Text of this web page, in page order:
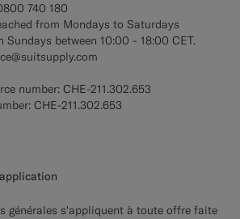
740 180
from Mondays to Saturdays
Sundays between 10:00 - 18:00 CET.
number: CHE-211.302.653
CHE-211.302.653
générales s'appliquent à toute offre faite